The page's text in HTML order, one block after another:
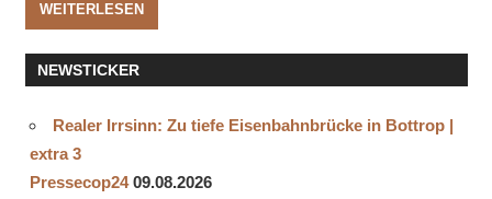
WEITERLESEN
NEWSTICKER
Realer Irrsinn: Zu tiefe Eisenbahnbrücke in Bottrop |
extra 3
Pressecop24 09.08.2026